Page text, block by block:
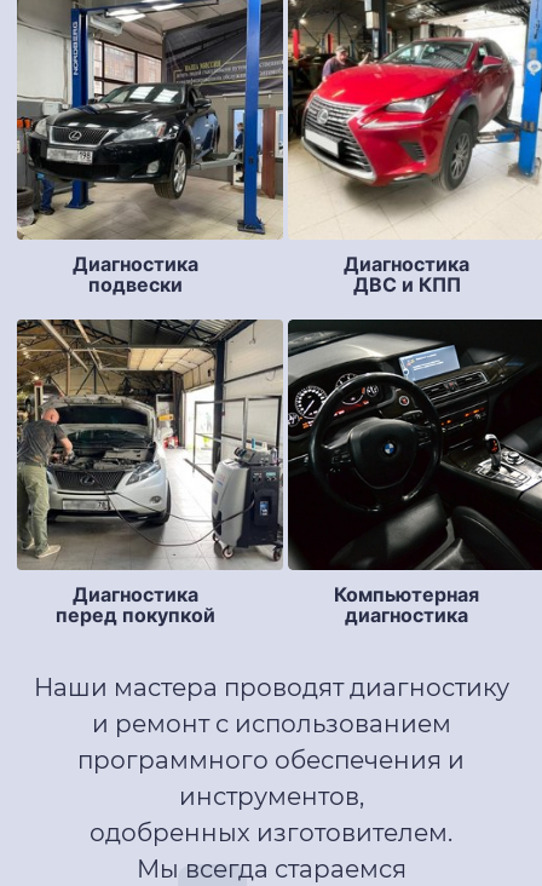
Диагностика
подвески
Диагностика
ДВС и КПП
Диагностика
перед покупкой
Компьютерная
диагностика
Наши мастера проводят диагностику
и ремонт с использованием
программного обеспечения и
инструментов,
одобренных изготовителем.
Мы всегда стараемся